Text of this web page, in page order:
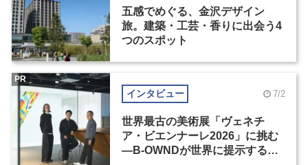
五感でめぐる、金沢デザイン
旅。建築・工芸・香りに出会う4
つのスポット
インタビュー 7/2
世界最古の美術展「ヴェネチ
ア・ビエンナーレ2026」に挑む
―B-OWNDが世界に提示する美
PR